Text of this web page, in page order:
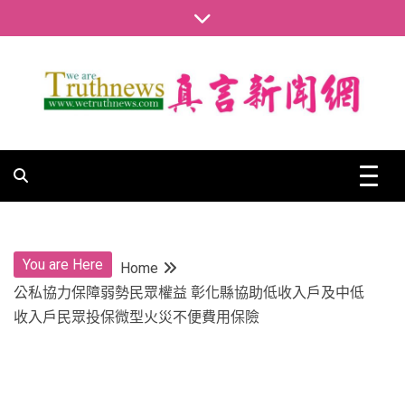
to
真言新聞網
You are Here
Home
公私協力保障弱勢民眾權益 彰化縣協助低收入戶及中低
收入戶民眾投保微型火災不便費用保險